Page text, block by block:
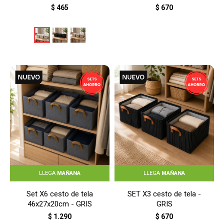
$ 465 $ 670
LLEGA MAÑANA
Set X6 cesto de tela
46x27x20cm - GRIS
$ 1.290
LLEGA MAÑANA
SET X3 cesto de tela -
GRIS
$ 670